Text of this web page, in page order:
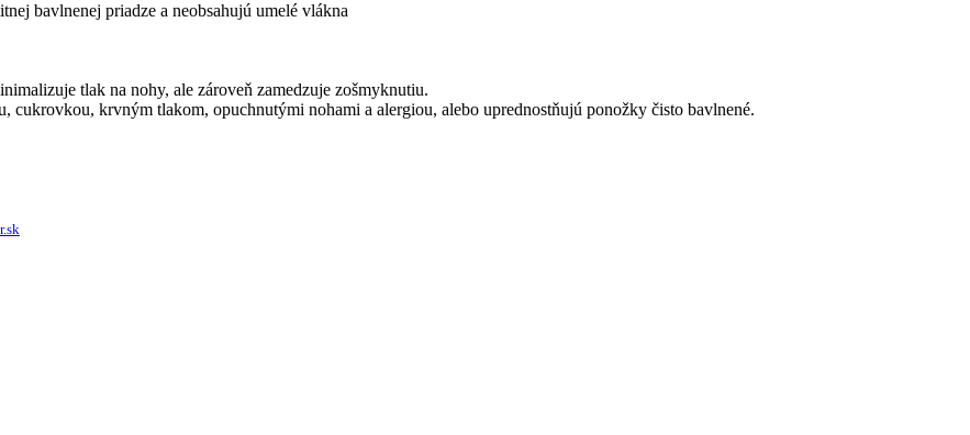
bavlnenej priadze a neobsahujú umelé vlákna
tlak na nohy, ale zároveň zamedzuje zošmyknutiu.
krvným tlakom, opuchnutými nohami a alergiou, alebo uprednostňujú ponožky čisto bavlnené.